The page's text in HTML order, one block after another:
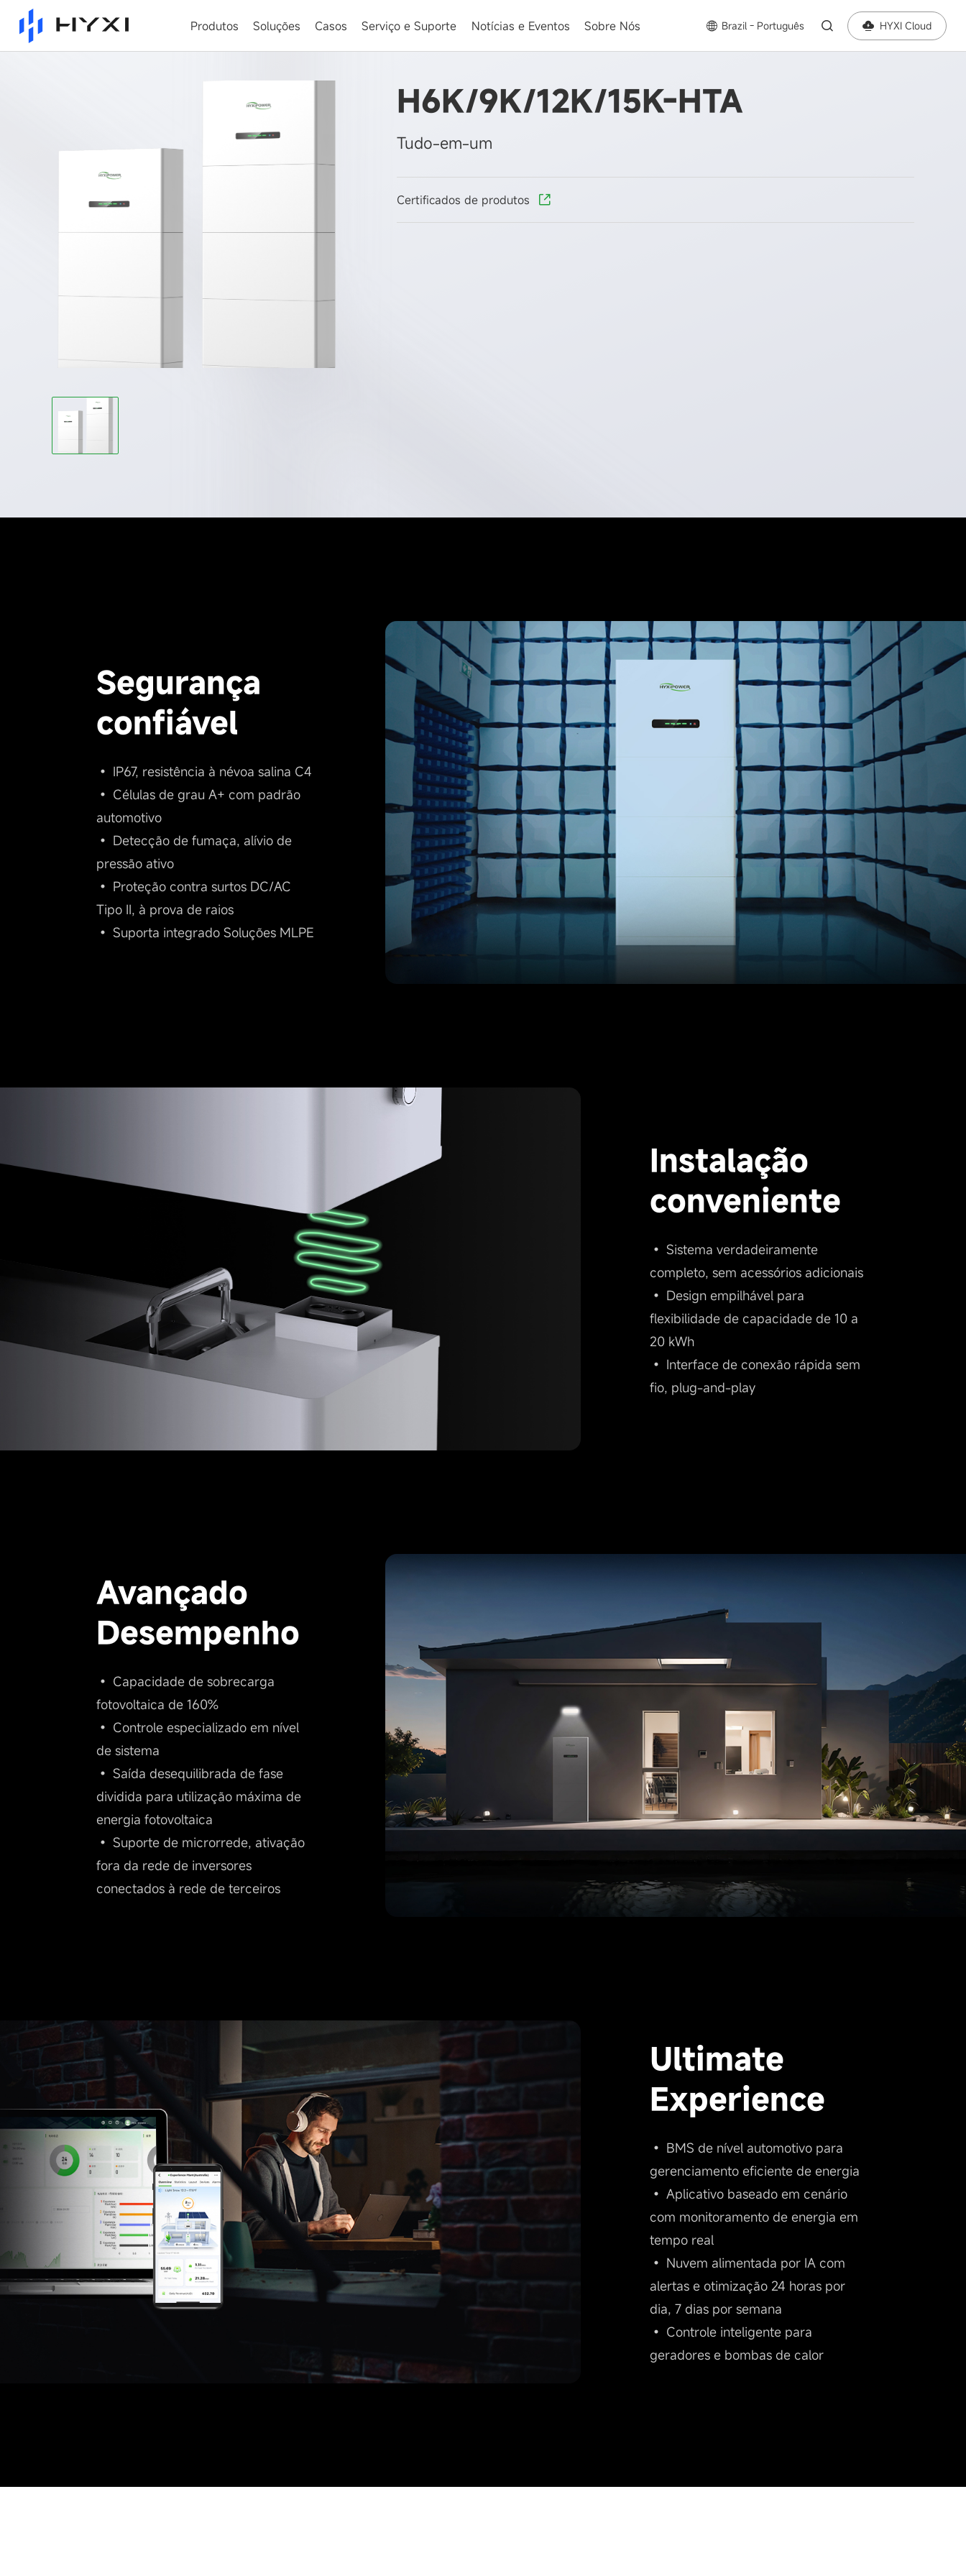
Produtos Soluções Casos Serviço e Suporte Notícias e Eventos Sobre Nós Brazil - Português HYXI Cloud
H6K/9K/12K/15K-HTA
Tudo-em-um
Certificados de produtos
Segurança
confiável
• IP67, resistência à névoa salina C4
• Células de grau A+ com padrão
automotivo
• Detecção de fumaça, alívio de
pressão ativo
• Proteção contra surtos DC/AC
Tipo II, à prova de raios
• Suporta integrado Soluções MLPE
Instalação
conveniente
• Sistema verdadeiramente
completo, sem acessórios adicionais
• Design empilhável para
flexibilidade de capacidade de 10 a
20 kWh
• Interface de conexão rápida sem
fio, plug-and-play
Avançado
Desempenho
• Capacidade de sobrecarga
fotovoltaica de 160%
• Controle especializado em nível
de sistema
• Saída desequilibrada de fase
dividida para utilização máxima de
energia fotovoltaica
• Suporte de microrrede, ativação
fora da rede de inversores
conectados à rede de terceiros
Ultimate
Experience
• BMS de nível automotivo para
gerenciamento eficiente de energia
• Aplicativo baseado em cenário
com monitoramento de energia em
tempo real
• Nuvem alimentada por IA com
alertas e otimização 24 horas por
dia, 7 dias por semana
• Controle inteligente para
geradores e bombas de calor